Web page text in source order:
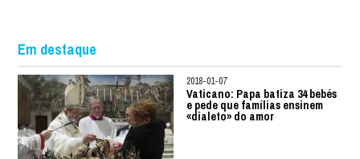
Em destaque
2018-01-07
Vaticano: Papa batiza 34 bebés
e pede que famílias ensinem
«dialeto» do amor